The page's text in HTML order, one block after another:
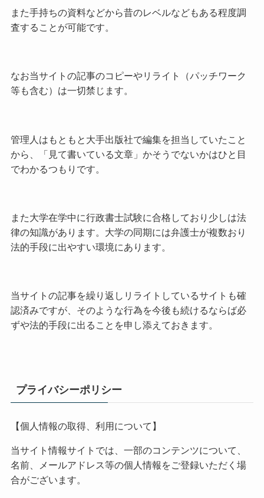
また手持ちの資料などから昔のレベルなどもある程度調
査することが可能です。
なお当サイトの記事のコピーやリライト（パッチワーク
等も含む）は一切禁じます。
管理人はもともと大手出版社で編集を担当していたこと
から、「見て書いている文章」かそうでないかはひと目
でわかるつもりです。
また大学在学中に行政書士試験に合格しており少しは法
律の知識があります。大学の同期には弁護士が複数おり
法的手段に出やすい環境にあります。
当サイトの記事を繰り返しリライトしているサイトも確
認済みですが、そのような行為を今後も続けるならば必
ずや法的手段に出ることを申し添えておきます。
プライバシーポリシー
【個人情報の取得、利用について】
当サイト情報サイトでは、一部のコンテンツについて、
名前、メールアドレス等の個人情報をご登録いただく場
合がございます。